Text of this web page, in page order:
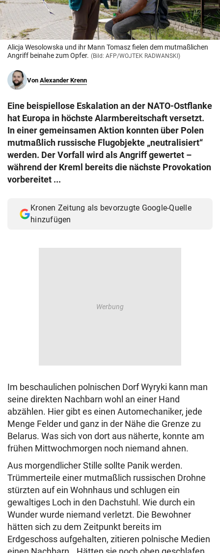
© Krone Multimedia GmbH & Co KG 2026
Muthgasse 2, 1190 Wien
Alicja Wesolowska und ihr Mann Tomasz fielen dem mutmaßlichen
Angriff beinahe zum Opfer. (Bild: AFP/WOJTEK RADWANSKI)
Von Alexander Krenn
Eine beispiellose Eskalation an der NATO-Ostflanke
hat Europa in höchste Alarmbereitschaft versetzt.
In einer gemeinsamen Aktion konnten über Polen
mutmaßlich russische Flugobjekte „neutralisiert“
werden. Der Vorfall wird als Angriff gewertet –
während der Kreml bereits die nächste Provokation
vorbereitet ...
Kronen Zeitung als bevorzugte Google-Quelle
hinzufügen
Im beschaulichen polnischen Dorf Wyryki kann man
seine direkten Nachbarn wohl an einer Hand
abzählen. Hier gibt es einen Automechaniker, jede
Menge Felder und ganz in der Nähe die Grenze zu
Belarus. Was sich von dort aus näherte, konnte am
frühen Mittwochmorgen noch niemand ahnen.
Aus morgendlicher Stille sollte Panik werden.
Trümmerteile einer mutmaßlich russischen Drohne
stürzten auf ein Wohnhaus und schlugen ein
gewaltiges Loch in den Dachstuhl. Wie durch ein
Wunder wurde niemand verletzt. Die Bewohner
hätten sich zu dem Zeitpunkt bereits im
Erdgeschoss aufgehalten, zitieren polnische Medien